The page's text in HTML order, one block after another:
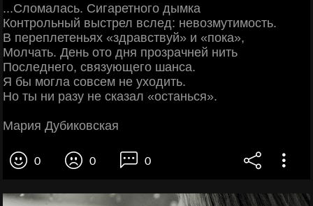
...Сломалась. Сигаретного дымка
Контрольный выстрел вслед: невозмутимость.
В переплетеньях «здравствуй» и «пока»,
Молчать. День ото дня прозрачней нить
Последнего, связующего шанса.
Я бы могла совсем не уходить.
Но ты ни разу не сказал «останься».
Мария Дубиковская
0 0 0